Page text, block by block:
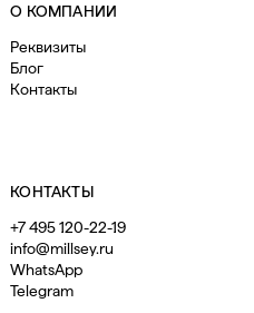
О КОМПАНИИ
Реквизиты
Блог
Контакты
КОНТАКТЫ
+7 495 120-22-19
info@millsey.ru
WhatsApp
Telegram